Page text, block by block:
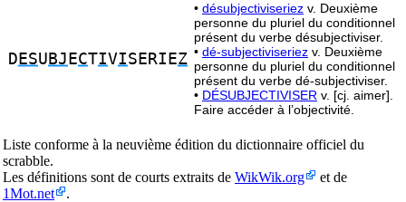
D ESU BJ ECTIVISERIEZ
• désubjectiviseriez v. Deuxième
personne du pluriel du conditionnel
présent du verbe désubjectiviser.
• dé-subjectiviseriez v. Deuxième
personne du pluriel du conditionnel
présent du verbe dé-subjectiviser.
• DÉSUBJECTIVISER v. [cj. aimer].
Faire accéder à l’objectivité.
Liste conforme à la neuvième édition du dictionnaire officiel du
scrabble.
Les définitions sont de courts extraits de WikWik.org
et de
1Mot.net
.